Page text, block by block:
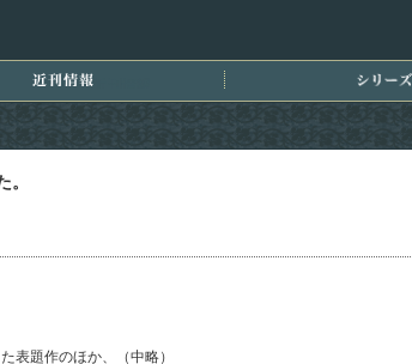
表題作のほか、（中略）